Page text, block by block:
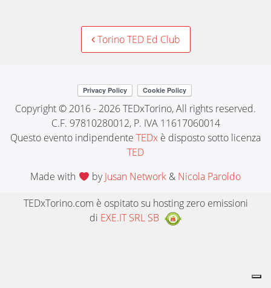
Torino TED Ed Club
Copyright © 2016 - 2026 TEDxTorino, All rights reserved.
C.F. 97810280012, P. IVA 11617060014
Questo evento indipendente TEDx è disposto sotto licenza
TED
Made with
byJusan Network& Nicola Paroldo
TEDxTorino.com è ospitato su hosting zero emissioni
di EXE.IT SRL SB